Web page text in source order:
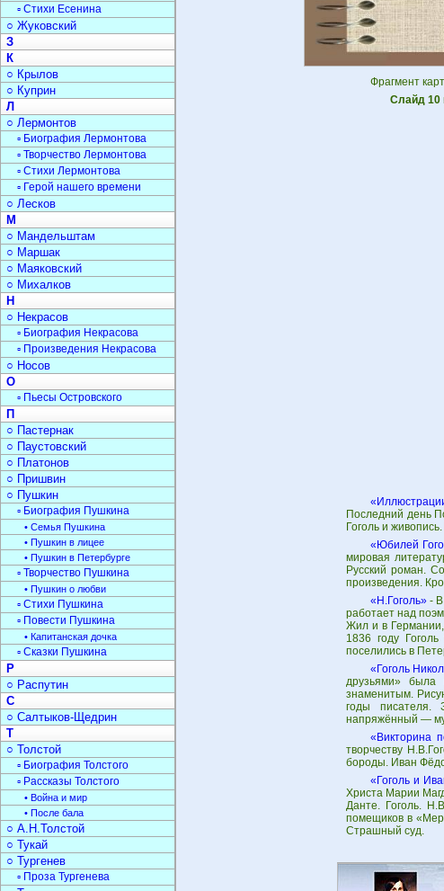
Фрагмент
Слайд 10
Последний день
Гоголь и
«Юбилей
мировая
Русский роман.
произведения.
«Н.Гоголь»- В
работает над
Жил и в
1836 году
поселились в
«Гоголь
друзьями» была
знаменитым.
годы
напряжённый —
«Викторина
творчеству
бороды. Иван
«Гоголь и
Христа Марии
Данте. Гоголь.
помещиков в
Страшный суд.
▫ Стихи Есенина
○ Жуковский
З
К
○ Крылов
○ Куприн
Л
○ Лермонтов
▫ Биография Лермонтова
▫ Творчество Лермонтова
▫ Стихи Лермонтова
▫ Герой нашего времени
○ Лесков
М
○ Мандельштам
○ Маршак
○ Маяковский
○ Михалков
Н
○ Некрасов
▫ Биография Некрасова
▫ Произведения Некрасова
○ Носов
О
▫ Пьесы Островского
П
○ Пастернак
○ Паустовский
○ Платонов
○ Пришвин
○ Пушкин
▫ Биография Пушкина
• Семья Пушкина
• Пушкин в лицее
• Пушкин в Петербурге
▫ Творчество Пушкина
• Пушкин о любви
▫ Стихи Пушкина
▫ Повести Пушкина
• Капитанская дочка
▫ Сказки Пушкина
Р
○ Распутин
С
○ Салтыков-Щедрин
Т
○ Толстой
▫ Биография Толстого
▫ Рассказы Толстого
• Война и мир
• После бала
○ А.Н.Толстой
○ Тукай
○ Тургенев
▫ Проза Тургенева